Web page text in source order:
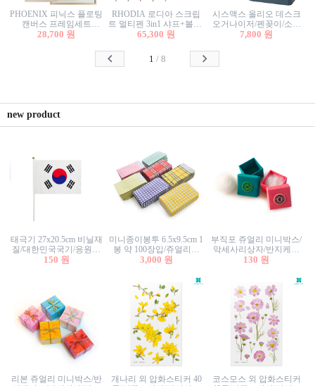
PHOENIX 피닉스 플로팅
캔버스 프레임세트
50x50cm/액자캔버스/인테
28,700 원
RHODIA 로디아 스크립
트 멀티펜 3in1 샤프+볼펜/
무광택 알루미늄 육각배
65,300 원
시스맥스 올리오 데스크
오거나이저/펜꽂이/소품
꽂이/소품함/정리함/수납
7,800 원
1 / 8
new product
태극기 27x20.5cm 비닐재
질/대한민국국기/응원깃
발/행사깃발
150 원
미니종이봉투 6.5x9.5cm 1
봉 약 100장입/쥬얼리봉
투/증명사진봉투/악세사
3,000 원
부직포 쥬얼리 미니박스/
악세사리상자/반지케이
스/반지상자/귀걸이상자/
130 원
리본 쥬얼리 미니박스/반
개나리 외 압화스티커 40
코스모스 외 압화스티커